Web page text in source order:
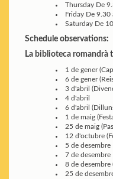
Thursday De
Friday De 9.30
Saturday De
Schedule observations:
La biblioteca romandrà
1 de gener
6 de gener
3 d'abril
4 d'abril
6 d'abril
1 de maig
25 de maig
12 d'octubre
5 de desembre
7 de desembre
8 de desembre
25 de